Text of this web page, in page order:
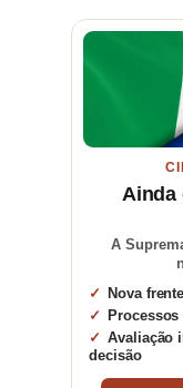
Ainda
A
Nova
Avaliação
decisão